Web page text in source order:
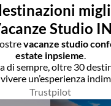
Studio
vacanze studio
estate inpsieme.
di sempre, oltre 30
un’esperienza
Trustpilot